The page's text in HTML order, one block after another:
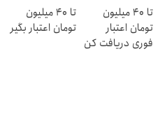
کنی! 👈🏻
پرسش‌نامه
خانگی
تا 40 میلیون
تومان اعتبار
فوری دریافت کن
تا ۴۰ میلیون
تومان اعتبار بگیر